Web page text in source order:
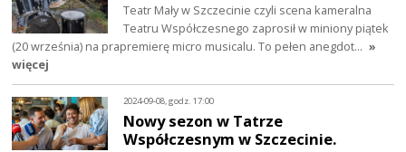
Teatr Mały w Szczecinie czyli scena kameralna
Teatru Współczesnego zaprosił w miniony piątek
(20 września) na prapremierę micro musicalu. To pełen anegdot… »
więcej
2024-09-08, godz. 17:00
Nowy sezon w Tatrze
Współczesnym w Szczecinie.